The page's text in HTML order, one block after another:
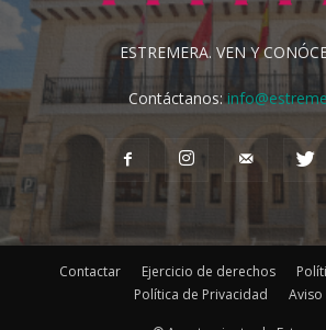
ESTREMERA. VEN Y
Contáctanos:
Contactar Ejercicio de derechos
Política de Privacidad
Aviso